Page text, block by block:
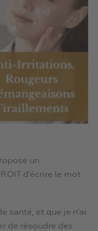
un
d’écrire le mot
santé, et que je n’ai
de résoudre des